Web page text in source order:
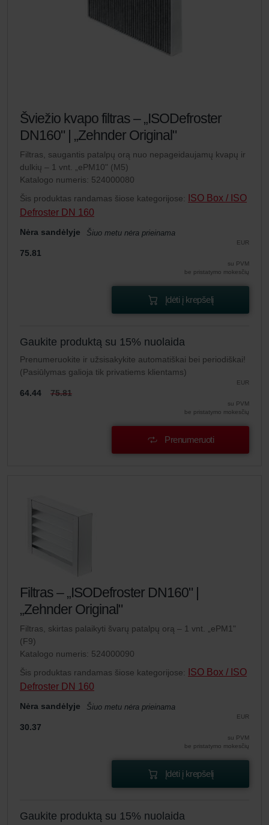
Šviežio kvapo filtras – „ISODefroster
DN160" | „Zehnder Original"
Filtras, saugantis patalpų orą nuo nepageidaujamų kvapų ir
dulkių – 1 vnt. „ePM10" (M5)
Katalogo numeris: 524000080
Šis produktas randamas šiose kategorijose:
ISO Box / ISO
Defroster DN 160
Nėra sandėlyje Šiuo metu nėra prieinama
EUR
75.81
su PVM
be pristatymo mokesčių
Įdėti į krepšelį
Gaukite produktą su 15% nuolaida
Prenumeruokite ir užsisakykite automatiškai bei periodiškai!
(Pasiūlymas galioja tik privatiems klientams)
EUR
64.44 75.81
su PVM
be pristatymo mokesčių
Prenumeruoti
Filtras – „ISODefroster DN160" |
„Zehnder Original"
Filtras, skirtas palaikyti švarų patalpų orą – 1 vnt. „ePM1"
(F9)
Katalogo numeris: 524000090
Šis produktas randamas šiose kategorijose:
ISO Box / ISO
Defroster DN 160
Nėra sandėlyje Šiuo metu nėra prieinama
EUR
30.37
su PVM
be pristatymo mokesčių
Įdėti į krepšelį
Gaukite produktą su 15% nuolaida